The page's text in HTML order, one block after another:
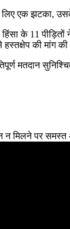
एक झटका, उसके
के 11
की मांग
मतदान
मिलने पर समस्त